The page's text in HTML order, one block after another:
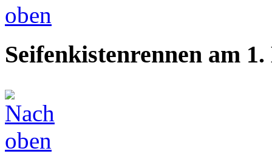
Seifenkistenrennen am